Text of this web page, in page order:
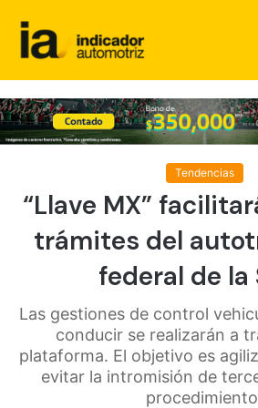
Tendencias
“Llave MX”
trámites del
federal de la
Las gestiones de control
conducir se realizarán a
plataforma. El objetivo es
evitar la intromisión de